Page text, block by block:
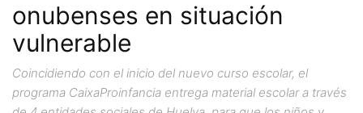
onubenses en situación
vulnerable
Coincidiendo con el inicio del nuevo curso escolar, el
programa CaixaProinfancia entrega material escolar a través